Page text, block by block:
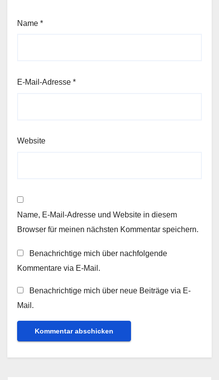
Name *
E-Mail-Adresse *
Website
Name, E-Mail-Adresse und Website in diesem
Browser für meinen nächsten Kommentar speichern.
Benachrichtige mich über nachfolgende
Kommentare via E-Mail.
Benachrichtige mich über neue Beiträge via E-
Mail.